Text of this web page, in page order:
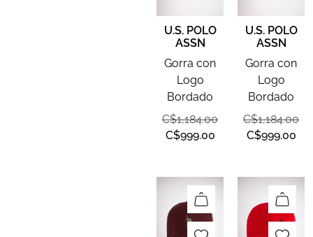
U.S. POLO
ASSN
Gorra con
Logo
Bordado
C$1,184.00
C$999.00
U.S. POLO
ASSN
Gorra con
Logo
Bordado
C$1,184.00
C$999.00